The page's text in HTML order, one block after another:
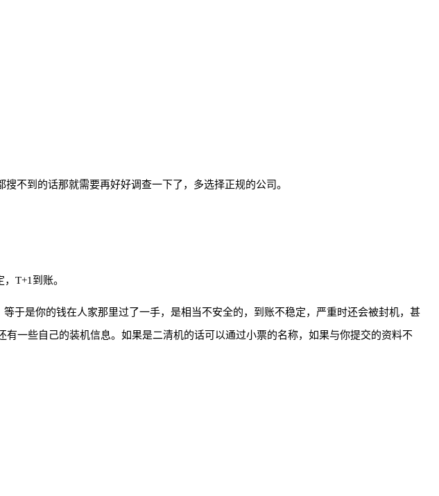
不到的话那就需要再好好调查一下了，多选择正规的公司。
T+1到账。
于是你的钱在人家那里过了一手，是相当不安全的，到账不稳定，严重时还会被封机，甚
一些自己的装机信息。如果是二清机的话可以通过小票的名称，如果与你提交的资料不